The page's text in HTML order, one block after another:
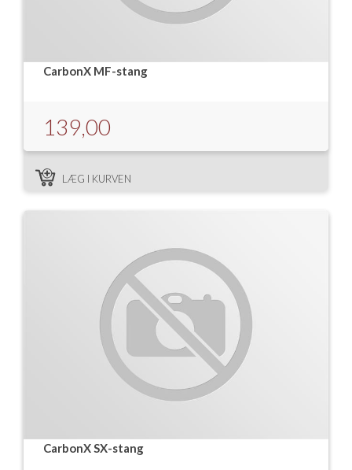
CarbonX MF-stang
139,00
LÆG I KURVEN
CarbonX SX-stang